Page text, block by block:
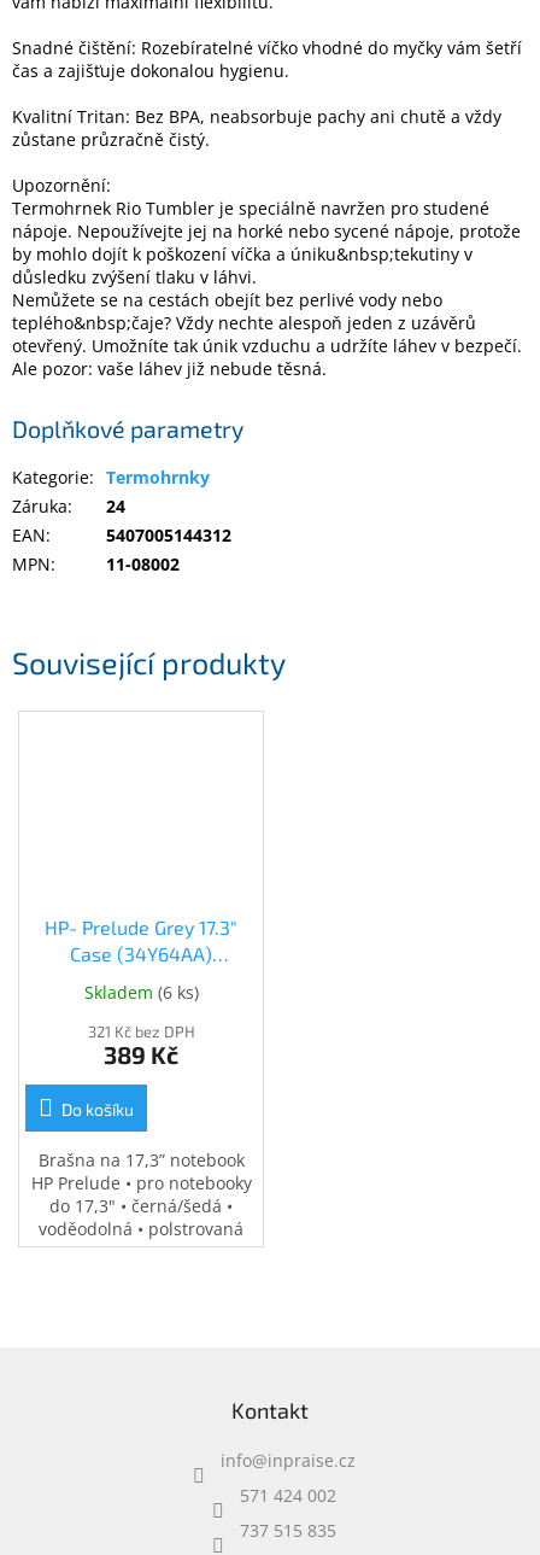
Související produkty
HP- Prelude Grey 17.3"
Case (34Y64AA)
(34Y64AA)
Skladem (6 ks)
321 Kč bez DPH
389 Kč
Do košíku
Brašna na 17,3” notebook
HP Prelude • pro notebooky
do 17,3" • černá/šedá •
voděodolná • polstrovaná
přihrádka na notebook •
Snadné čištění: Rozebíratelné víčko vhodné do myčky vám šetří
čas a zajišťuje dokonalou hygienu.
Kvalitní Tritan: Bez BPA, neabsorbuje pachy ani chutě a vždy
zůstane průzračně čistý.
Upozornění:
Termohrnek Rio Tumbler je speciálně navržen pro studené
nápoje. Nepoužívejte jej na horké nebo sycené nápoje, protože
by mohlo dojít k poškození víčka a úniku&nbsp;tekutiny v
důsledku zvýšení tlaku v láhvi.
Nemůžete se na cestách obejít bez perlivé vody nebo
teplého&nbsp;čaje? Vždy nechte alespoň jeden z uzávěrů
otevřený. Umožníte tak únik vzduchu a udržíte láhev v bezpečí.
Ale pozor: vaše láhev již nebude těsná.
Doplňkové parametry
Kategorie: Termohrnky
Záruka:
24
EAN:
5407005144312
MPN: 11-08002
Kontakt
info@inpraise.cz
571 424 002
737 515 835